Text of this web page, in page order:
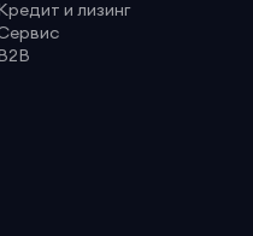
и лизинг